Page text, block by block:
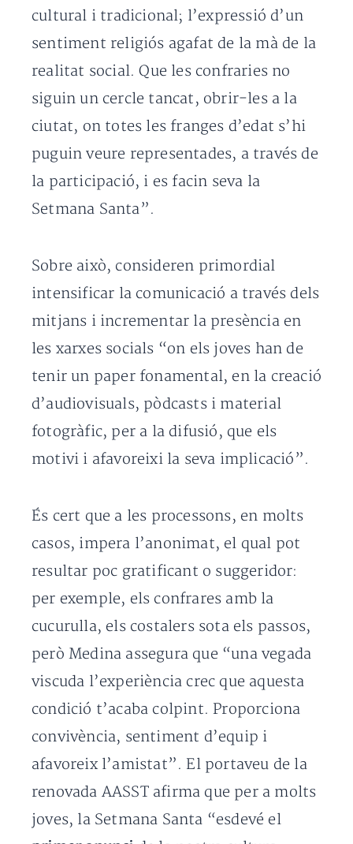
cultural i tradicional; l’expressió d’un
sentiment religiós agafat de la mà de la
realitat social. Que les confraries no
siguin un cercle tancat, obrir-les a la
ciutat, on totes les franges d’edat s’hi
puguin veure representades, a través de
la participació, i es facin seva la
Setmana Santa”.
Sobre això, consideren primordial
intensificar la comunicació a través dels
mitjans i incrementar la presència en
les xarxes socials “on els joves han de
tenir un paper fonamental, en la creació
d’audiovisuals, pòdcasts i material
fotogràfic, per a la difusió, que els
motivi i afavoreixi la seva implicació”.
És cert que a les processons, en molts
casos, impera l’anonimat, el qual pot
resultar poc gratificant o suggeridor:
per exemple, els confrares amb la
cucurulla, els costalers sota els passos,
però Medina assegura que “una vegada
viscuda l’experiència crec que aquesta
condició t’acaba colpint. Proporciona
convivència, sentiment d’equip i
afavoreix l’amistat”. El portaveu de la
renovada AASST afirma que per a molts
joves, la Setmana Santa “esdevé el